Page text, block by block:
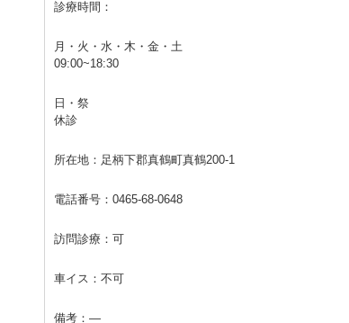
診療時間：
月・火・水・木・金・土
09:00~18:30
日・祭
休診
所在地：足柄下郡真鶴町真鶴200-1
電話番号： 0465-68-0648
訪問診療：可
車イス：不可
備考：―